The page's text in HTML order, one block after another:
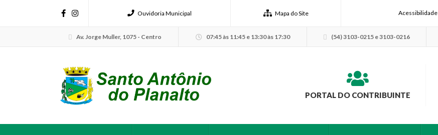
Ouvidoria Municipal Mapa do Site Acessibilidade
Av. Jorge Muller, 1075 - Centro 07:45 às 11:45 e 13:30 às 17:30 (54) 3103-0215 e 3103-0216
PORTAL DO CONTRIBUINTE